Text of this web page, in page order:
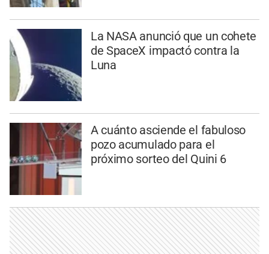
La NASA anunció que un cohete
de SpaceX impactó contra la
Luna
A cuánto asciende el fabuloso
pozo acumulado para el
próximo sorteo del Quini 6